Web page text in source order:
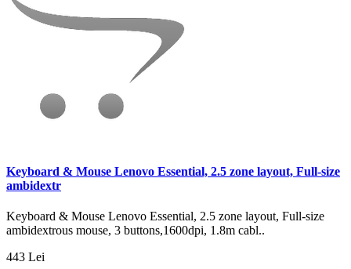
Keyboard & Mouse Lenovo Essential, 2.5 zone layout, Full-size
ambidextr
Keyboard & Mouse Lenovo Essential, 2.5 zone layout, Full-size
ambidextrous mouse, 3 buttons,1600dpi, 1.8m cabl..
443 Lei